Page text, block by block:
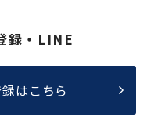
録・LINE
はこちら